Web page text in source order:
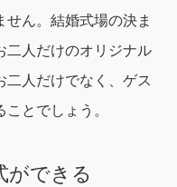
ん。結婚式場の決ま
二人だけのオリジナル
二人だけでなく、ゲス
とでしょう。
ができる